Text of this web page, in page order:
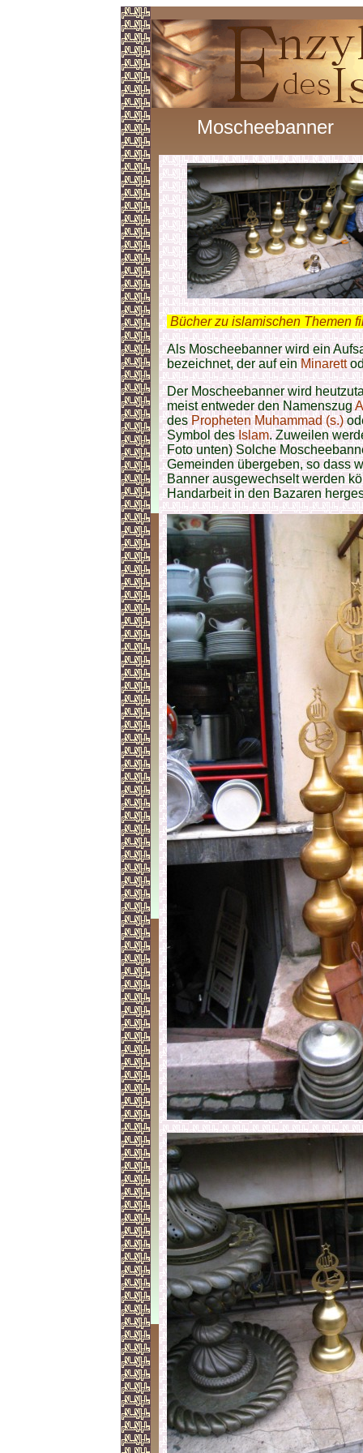
Moscheebanner
Bücher zu islamischen Themen
Als Moscheebanner wird ein
bezeichnet, der auf einMinarett
Der Moscheebanner wird
meist entweder den Namenszug
desPropheten Muhammad (s.)
Symbol desIslam. Zuweilen
Foto unten) Solche
Gemeinden übergeben, so dass
Banner ausgewechselt werden
Handarbeit in den Bazaren